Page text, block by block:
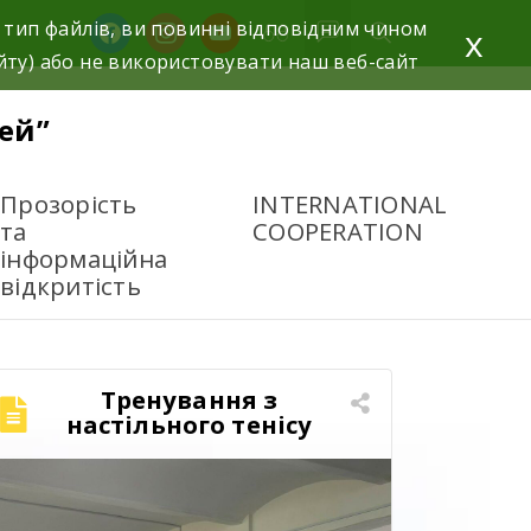
Прозорість
та
інформаційна
відкритість
INTERNATIONAL
COOPERATION
Тренування з
настільного тенісу
файлів, ви повинні відповідним чином
або не використовувати наш веб-сайт
x